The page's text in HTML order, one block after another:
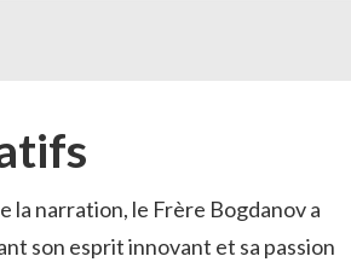
la narration, le Frère Bogdanov a
son esprit innovant et sa passion